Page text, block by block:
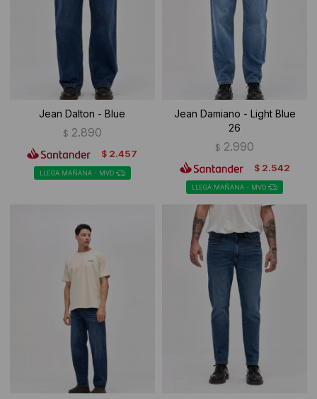
Jean Dalton - Blue
$ 2.890
$ 2.457
LLEGA MAÑANA - MVD
Jean Damiano - Light Blue
26
$ 2.990
$ 2.542
LLEGA MAÑANA - MVD
Ropa Interior
Canguros
Camperas
Buzos
Camisas y blusas
Vestidos
Sherpas